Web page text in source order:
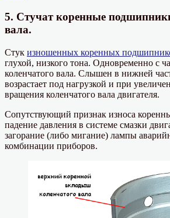
5. Стучат коренные
вала.
Стук изношенных коренных
глухой, низкого тона. Одновременно с
коленчатого вала. Слышен в нижней
возрастает под нагрузкой и при
вращения коленчатого вала двигателя.
Сопутствующий признак износа
падение давления в системе смазки
загорание (либо мигание) лампы
комбинации приборов.